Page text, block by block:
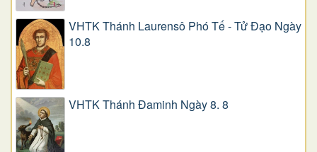
VHTK Thánh Laurensô Phó Tế - Tử Đạo Ngày
10.8
VHTK Thánh Đaminh Ngày 8. 8